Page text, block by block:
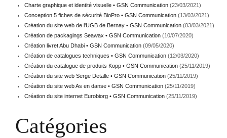
Charte graphique et identité visuelle • GSN Communication (23/03/2021)
Conception 5 fiches de sécurité BioPro • GSN Communication (13/03/2021)
Création du site web de l'UGB de Bernay • GSN Communication (03/03/2021)
Création de packagings Seawax • GSN Communication (10/07/2020)
Création livret Abu Dhabi • GSN Communication (09/05/2020)
Création de catalogues techniques • GSN Communication (12/03/2020)
Création du catalogue de produits Kopp • GSN Communication (25/11/2019)
Création du site web Serge Detalle • GSN Communication (25/11/2019)
Création du site web As en danse • GSN Communication (25/11/2019)
Création du site internet Eurobiorg • GSN Communication (25/11/2019)
Catégories